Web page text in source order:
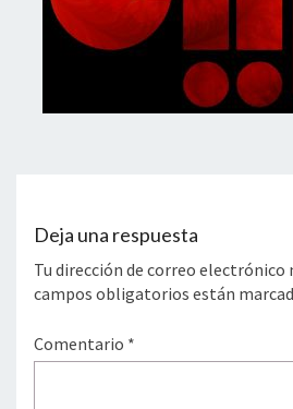
Deja una respuesta
Tu dirección de correo electrónico
campos obligatorios están
Comentario *